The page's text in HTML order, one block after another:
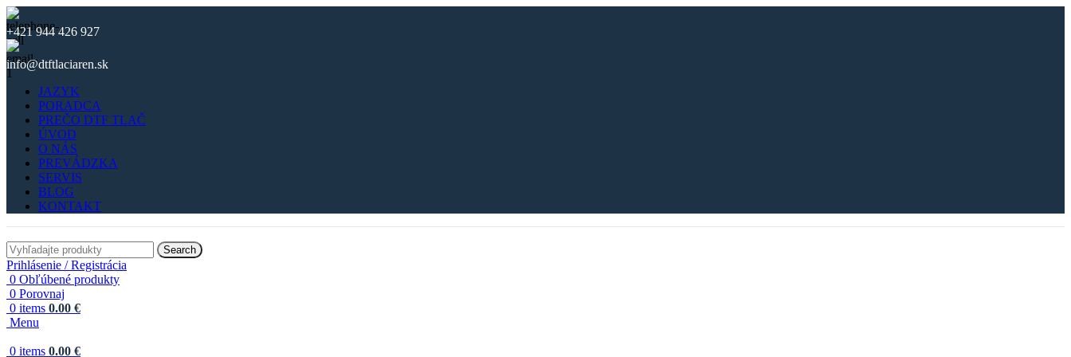
+421 944 426 927
info@dtftlaciaren.sk
JAZYK
PORADCA
PREČO DTF TLAČ
ÚVOD
O NÁS
PREVÁDZKA
SERVIS
BLOG
KONTAKT
Search
Prihlásenie / Registrácia
0 Obľúbené produkty
0 Porovnaj
0 items 0.00 €
Menu
0 items 0.00 €